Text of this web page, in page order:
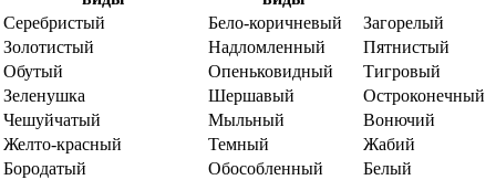
Серебристый
Бело-коричневый
Загорелый
Золотистый
Надломленный
Пятнистый
Обутый
Опеньковидный
Тигровый
Зеленушка
Шершавый
Остроконечный
Чешуйчатый
Мыльный
Вонючий
Желто-красный
Темный
Жабий
Бородатый
Обособленный
Белый